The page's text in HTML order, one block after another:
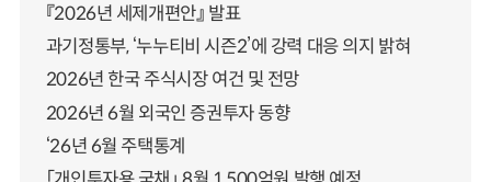
『2026년 세제개편안』 발표
과기정통부, ‘누누티비 시즌2’에 강력 대응 의지 밝혀
2026년 한국 주식시장 여건 및 전망
2026년 6월 외국인 증권투자 동향
‘26년 6월 주택통계